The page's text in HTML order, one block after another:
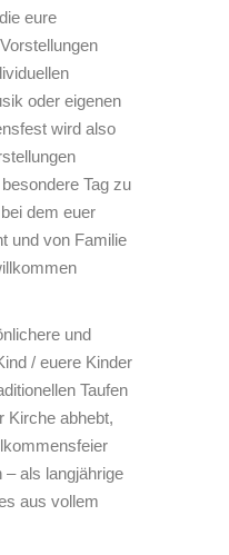
eure
oder eigenen
wird also
Tag zu
dem euer
und von Familie
und
/ euere Kinder
Taufen
Kirche abhebt,
– als langjährige
aus vollem